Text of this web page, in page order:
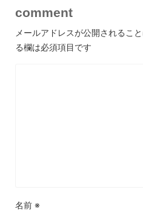
comment
メールアドレスが公開されること
る欄は必須項目です
名前 ※